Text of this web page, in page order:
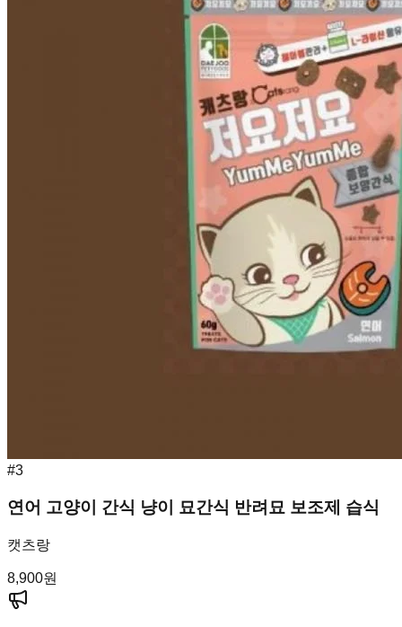
#3
연어 고양이 간식 냥이 묘간식 반려묘 보조제 습식
캣츠랑
8,900원